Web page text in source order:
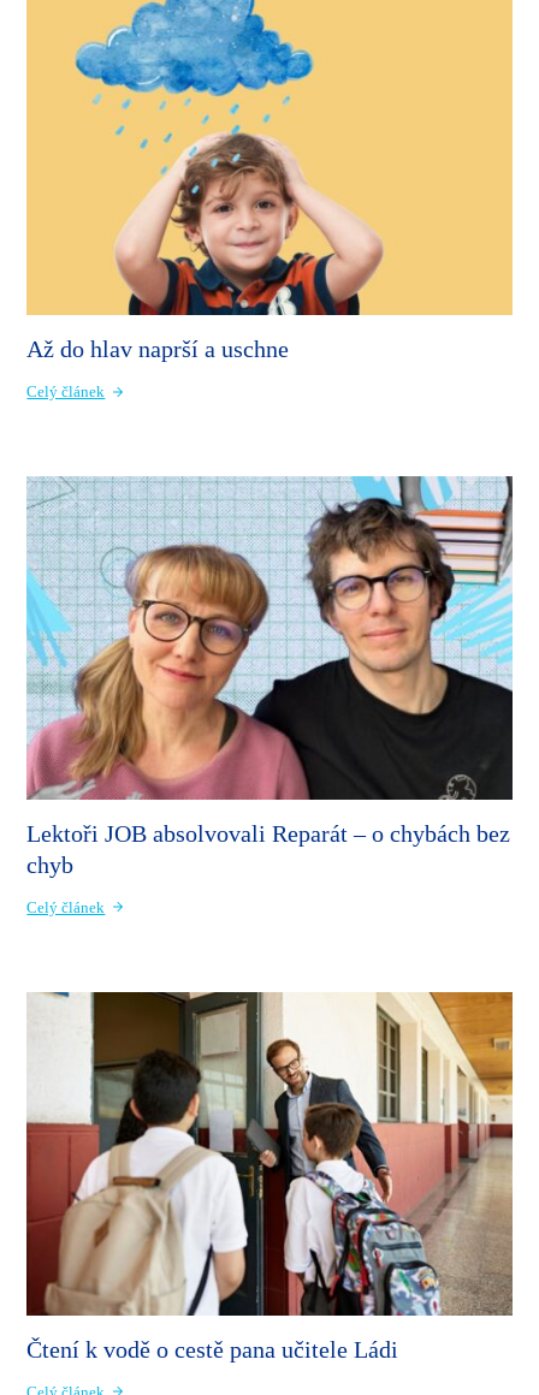
Až do hlav naprší a uschne
Celý článek
Lektoři JOB absolvovali Reparát – o chybách bez
chyb
Celý článek
Čtení k vodě o cestě pana učitele Ládi